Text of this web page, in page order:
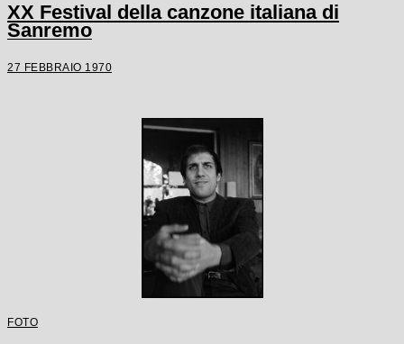
XX Festival della canzone italiana di
Sanremo
27 FEBBRAIO 1970
FOTO